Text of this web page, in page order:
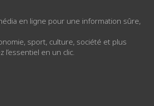
en ligne pour une information sûre,
sport, culture, société et plus
en un clic.